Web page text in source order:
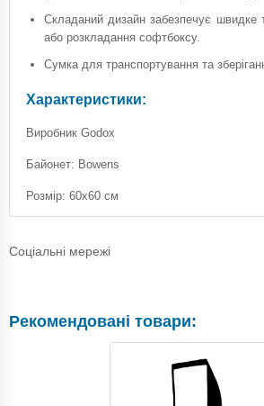
Складаний дизайн забезпечує швидке
або розкладання софтбоксу.
Сумка для транспортування та
Характеристики:
Виробник Godox
Байонет: Bowens
Розмір: 60х60 см
Соціальні мережі
Рекомендовані товари: